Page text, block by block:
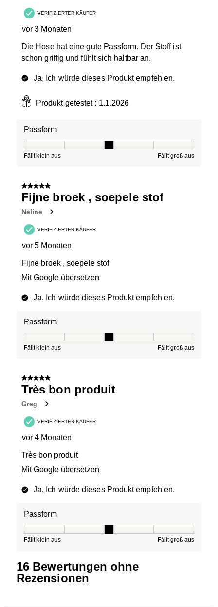
VERIFIZIERTER KÄUFER
vor 3 Monaten
Die Hose hat eine gute Passform. Der Stoff ist
schon griffig und fühlt sich haltbar an.
Ja, Ich würde dieses Produkt empfehlen.
Produkt getestet : 1.1.2026
Passform
Fällt klein aus Fällt groß aus
5 von 5 Sternen.
Fijne broek , soepele stof
Neline
VERIFIZIERTER KÄUFER
vor 5 Monaten
Fijne broek , soepele stof
Mit Google übersetzen
Ja, Ich würde dieses Produkt empfehlen.
Passform
Fällt klein aus Fällt groß aus
5 von 5 Sternen.
Très bon produit
Greg
VERIFIZIERTER KÄUFER
vor 4 Monaten
Très bon produit
Mit Google übersetzen
Ja, Ich würde dieses Produkt empfehlen.
Passform
Fällt klein aus Fällt groß aus
16 Bewertungen ohne
Rezensionen